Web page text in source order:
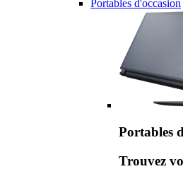
Portables d'occasion
Portables
Trouvez